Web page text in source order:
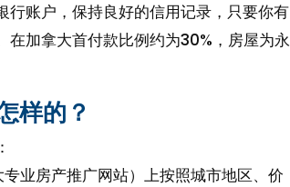
账户，保持良好的信用记录，只要你有
加拿大首付款比例约为30%，房屋为永
样的？
专业房产推广网站）上按照城市地区、价